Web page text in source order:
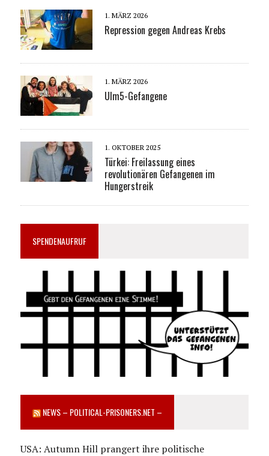
1. MÄRZ 2026
Repression gegen Andreas Krebs
1. MÄRZ 2026
Ulm5-Gefangene
1. OKTOBER 2025
Türkei: Freilassung eines
revolutionären Gefangenen im
Hungerstreik
SPENDENAUFRUF
NEWS – POLITICAL-PRISONERS.NET –
USA: Autumn Hill prangert ihre politische